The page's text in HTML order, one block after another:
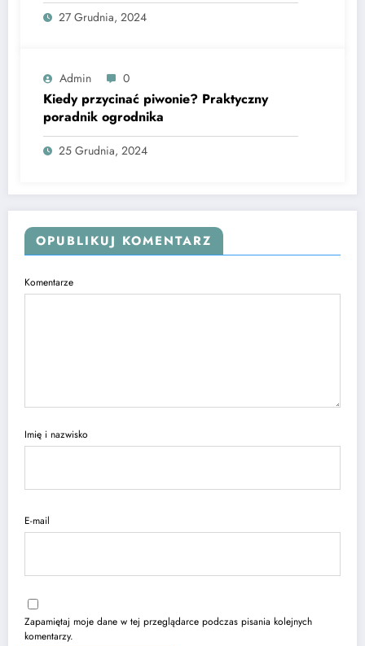
27 Grudnia, 2024
Admin 0
Kiedy przycinać piwonie? Praktyczny
poradnik ogrodnika
25 Grudnia, 2024
OPUBLIKUJ KOMENTARZ
Komentarze
Imię i nazwisko
E-mail
Zapamiętaj moje dane w tej przeglądarce podczas pisania kolejnych
komentarzy.